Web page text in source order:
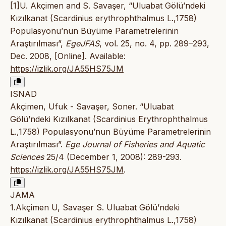
[1]U. Akçimen and S. Savaşer, “Uluabat Gölü’ndeki
Kızılkanat (Scardinius erythrophthalmus L.,1758)
Populasyonu’nun Büyüme Parametrelerinin
Araştırılması”, EgeJFAS, vol. 25, no. 4, pp. 289–293,
Dec. 2008, [Online]. Available:
https://izlik.org/JA55HS75JM
ISNAD
Akçimen, Ufuk - Savaşer, Soner. “Uluabat
Gölü’ndeki Kızılkanat (Scardinius Erythrophthalmus
L.,1758) Populasyonu’nun Büyüme Parametrelerinin
Araştırılması”. Ege Journal of Fisheries and Aquatic
Sciences25/4 (December 1, 2008): 289-293.
https://izlik.org/JA55HS75JM.
JAMA
1.Akçimen U, Savaşer S. Uluabat Gölü’ndeki
Kızılkanat (Scardinius erythrophthalmus L.,1758)